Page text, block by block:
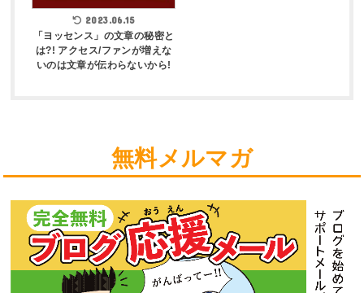
2023.06.15
「ヨッセンス」の文章の秘密と
は?! アクセス/ファンが増えな
いのは文章が伝わらないから!
無料メルマガ